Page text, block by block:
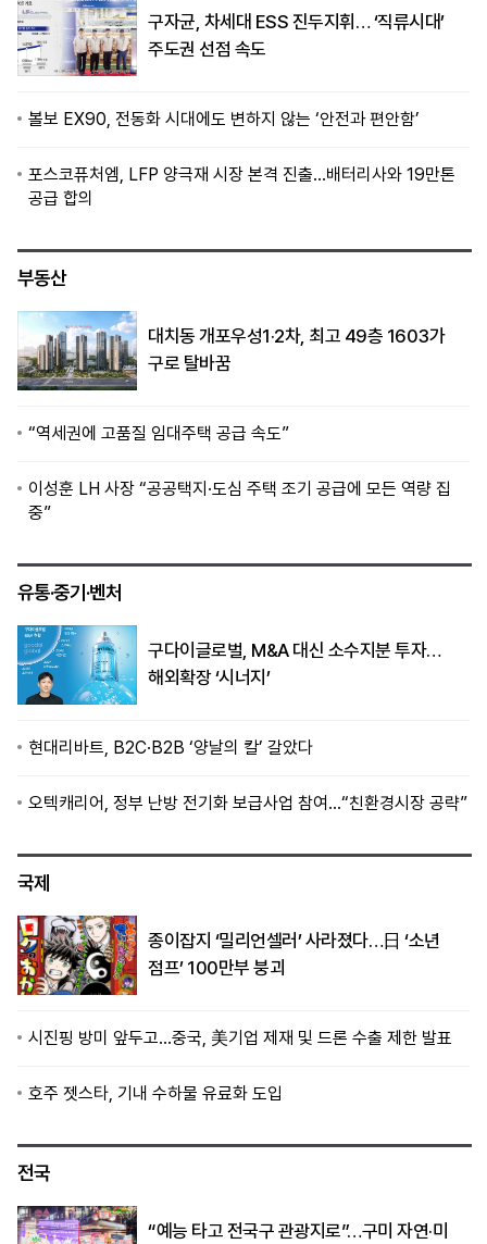
구자균, 차세대 ESS 진두지휘… ‘직류시대’
주도권 선점 속도
볼보 EX90, 전동화 시대에도 변하지 않는 ‘안전과 편안함’
포스코퓨처엠, LFP 양극재 시장 본격 진출…배터리사와 19만톤
공급 합의
부동산
대치동 개포우성1·2차, 최고 49층 1603가
구로 탈바꿈
“역세권에 고품질 임대주택 공급 속도”
이성훈 LH 사장 “공공택지·도심 주택 조기 공급에 모든 역량 집
중”
유통·중기·벤처
구다이글로벌, M&A 대신 소수지분 투자…
해외확장 ‘시너지’
현대리바트, B2C·B2B ‘양날의 칼’ 갈았다
오텍캐리어, 정부 난방 전기화 보급사업 참여…“친환경시장 공략”
국제
종이잡지 ‘밀리언셀러’ 사라졌다…日 ‘소년
점프’ 100만부 붕괴
시진핑 방미 앞두고…중국, 美기업 제재 및 드론 수출 제한 발표
호주 젯스타, 기내 수하물 유료화 도입
전국
“예능 타고 전국구 관광지로”…구미 자연·미